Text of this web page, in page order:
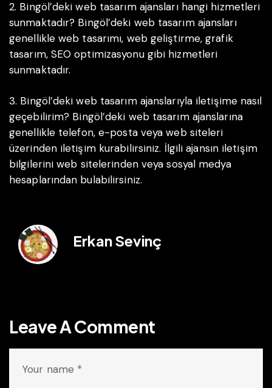
2. Bingöl’deki web tasarım ajansları hangi hizmetleri
sunmaktadır? Bingöl’deki web tasarım ajansları
genellikle web tasarımı, web geliştirme, grafik
tasarım, SEO optimizasyonu gibi hizmetleri
sunmaktadır.
3. Bingöl’deki web tasarım ajanslarıyla iletişime nasıl
geçebilirim? Bingöl’deki web tasarım ajanslarına
genellikle telefon, e-posta veya web siteleri
üzerinden iletişim kurabilirsiniz. İlgili ajansın iletişim
bilgilerini web sitelerinden veya sosyal medya
hesaplarından bulabilirsiniz.
Erkan Sevinç
Leave A Comment